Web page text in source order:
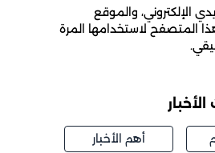
الإلكتروني، والموقع
المتصفح لاستخدامها المرة
أهم الأخبار